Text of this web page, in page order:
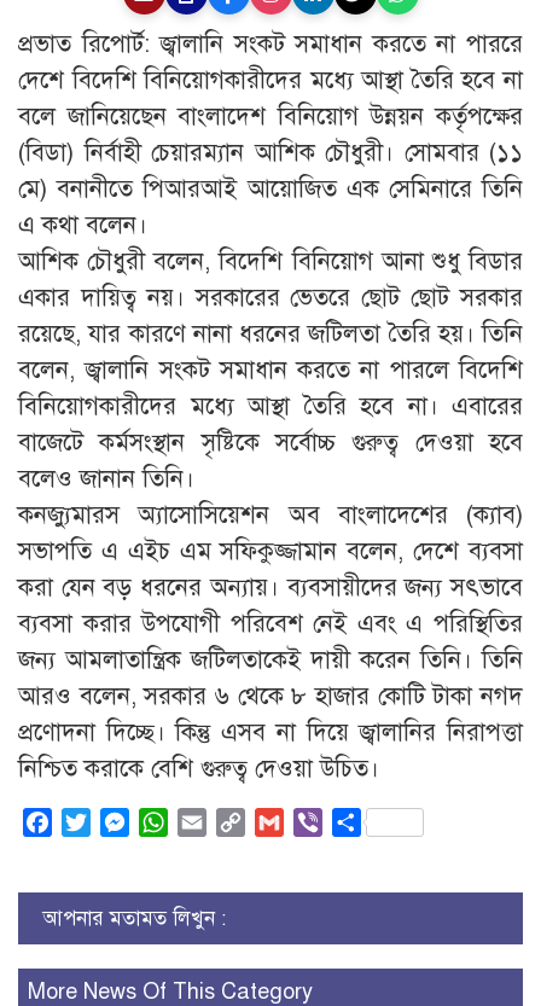
প্রভাত রিপোর্ট: জ্বালানি সংকট সমাধান করতে না পাররে
দেশে বিদেশি বিনিয়োগকারীদের মধ্যে আস্থা তৈরি হবে না
বলে জানিয়েছেন বাংলাদেশ বিনিয়োগ উন্নয়ন কর্তৃপক্ষের
(বিডা) নির্বাহী চেয়ারম্যান আশিক চৌধুরী। সোমবার (১১
মে) বনানীতে পিআরআই আয়োজিত এক সেমিনারে তিনি
এ কথা বলেন।
আশিক চৌধুরী বলেন, বিদেশি বিনিয়োগ আনা শুধু বিডার
একার দায়িত্ব নয়। সরকারের ভেতরে ছোট ছোট সরকার
রয়েছে, যার কারণে নানা ধরনের জটিলতা তৈরি হয়। তিনি
বলেন, জ্বালানি সংকট সমাধান করতে না পারলে বিদেশি
বিনিয়োগকারীদের মধ্যে আস্থা তৈরি হবে না। এবারের
বাজেটে কর্মসংস্থান সৃষ্টিকে সর্বোচ্চ গুরুত্ব দেওয়া হবে
বলেও জানান তিনি।
কনজ্যুমারস অ্যাসোসিয়েশন অব বাংলাদেশের (ক্যাব)
সভাপতি এ এইচ এম সফিকুজ্জামান বলেন, দেশে ব্যবসা
করা যেন বড় ধরনের অন্যায়। ব্যবসায়ীদের জন্য সৎভাবে
ব্যবসা করার উপযোগী পরিবেশ নেই এবং এ পরিস্থিতির
জন্য আমলাতান্ত্রিক জটিলতাকেই দায়ী করেন তিনি। তিনি
আরও বলেন, সরকার ৬ থেকে ৮ হাজার কোটি টাকা নগদ
প্রণোদনা দিচ্ছে। কিন্তু এসব না দিয়ে জ্বালানির নিরাপত্তা
নিশ্চিত করাকে বেশি গুরুত্ব দেওয়া উচিত।
FacebookTwitterMessenger
WhatsApp
Email
Copy
Gmail ViberShare
আপনার মতামত লিখুন :
More News Of This Category